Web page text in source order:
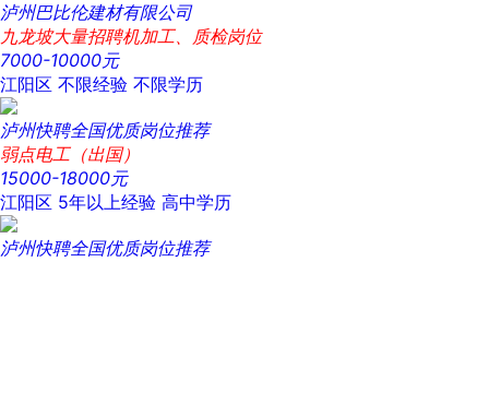
泸州巴比伦建材有限公司
九龙坡大量招聘机加工、质检岗位
7000-10000元
江阳区 不限经验 不限学历
泸州快聘全国优质岗位推荐
弱点电工（出国）
15000-18000元
江阳区 5年以上经验 高中学历
泸州快聘全国优质岗位推荐